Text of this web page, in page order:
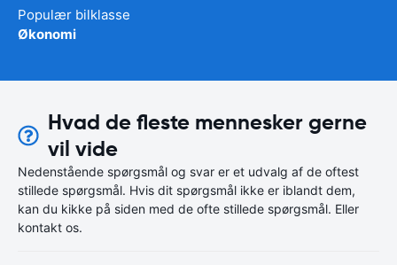
Populær bilklasse
Økonomi
Hvad de fleste mennesker gerne
vil vide
Nedenstående spørgsmål og svar er et udvalg af de oftest
stillede spørgsmål. Hvis dit spørgsmål ikke er iblandt dem,
kan du kikke på siden med de ofte stillede spørgsmål. Eller
kontakt os.